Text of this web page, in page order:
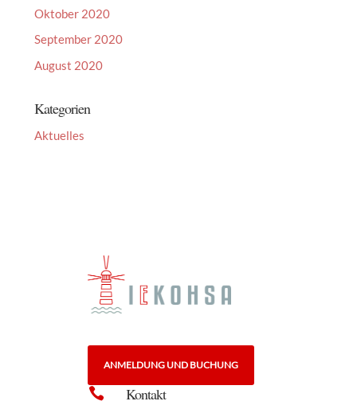
Oktober 2020
September 2020
August 2020
Kategorien
Aktuelles
ANMELDUNG UND BUCHUNG
 Kontakt